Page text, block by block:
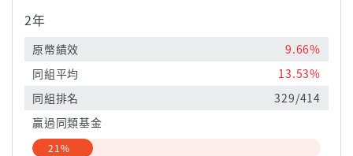
2年
原幣績效
9.66%
同組平均
13.53%
同組排名
329/414
贏過同類基金
21%